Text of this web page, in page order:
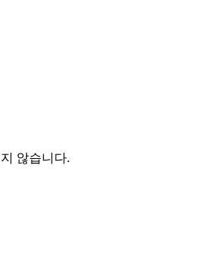
않습니다.